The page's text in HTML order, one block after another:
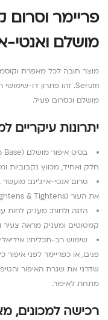
מושלם ואנטי-
מושלם וכסרום פעיל.
יתרונות עיקריים
חלק ואחיד, מכווץ נקבוביות
סרום אנטי-אייג’ינג:
את העור (Brightens & Tightens).
קמטוטים ומעניק מראה צעיר
שימוש רב-תכליתי: אידיאלי
פנים, או כפריימר לפני איפור
שדרגי את שגרת האיפור
מתחת לאיפור.
רכישה למכונים,